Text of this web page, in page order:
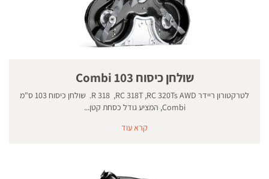
שולחן כיסוח 103 Combi
לטרקטורון ריידר R 318 ,RC 318T ,RC 320Ts AWD. שולחן כיסוח 103 ס"מ
Combi, המציע גודל כסחת קטן...
קרא עוד